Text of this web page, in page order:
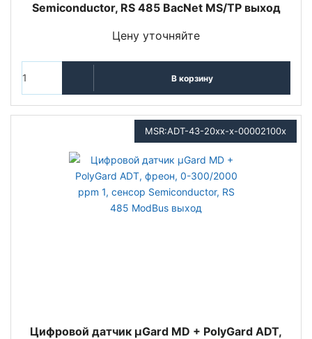
Semiconductor, RS 485 BacNet MS/TP выход
Цену уточняйте
В корзину
MSR:ADT-43-20xx-x-00002100x
Цифровой датчик µGard MD + PolyGard ADT,